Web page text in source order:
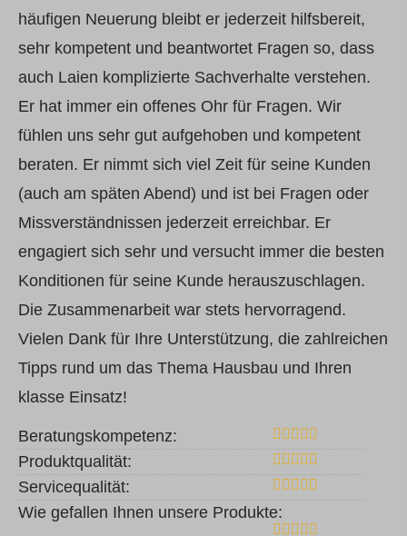
häufigen Neuerung bleibt er jederzeit hilfsbereit,
sehr kompetent und beantwortet Fragen so, dass
auch Laien komplizierte Sachverhalte verstehen.
Er hat immer ein offenes Ohr für Fragen. Wir
fühlen uns sehr gut aufgehoben und kompetent
beraten. Er nimmt sich viel Zeit für seine Kunden
(auch am späten Abend) und ist bei Fragen oder
Missverständnissen jederzeit erreichbar. Er
engagiert sich sehr und versucht immer die besten
Konditionen für seine Kunde herauszuschlagen.
Die Zusammenarbeit war stets hervorragend.
Vielen Dank für Ihre Unterstützung, die zahlreichen
Tipps rund um das Thema Hausbau und Ihren
klasse Einsatz!
Beratungskompetenz:
Produktqualität:
Servicequalität:
Wie gefallen Ihnen unsere Produkte: